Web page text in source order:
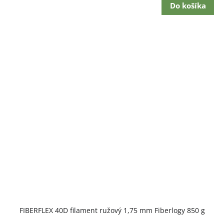
Do košíka
FIBERFLEX 40D filament ružový 1,75 mm Fiberlogy 850 g